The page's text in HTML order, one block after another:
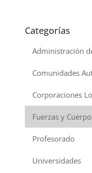
Categorías
Administración
Comunidades
Corporaciones
Fuerzas y
Profesorado
Universidades